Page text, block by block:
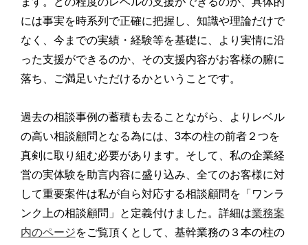
には事実を時系列で正確に把握し、知識や理論だけで
なく、今までの実績・経験等を基礎に、より実情に沿
った支援ができるのか、その支援内容がお客様の腑に
落ち、ご満足いただけるかということです。
過去の相談事例の蓄積も去ることながら、よりレベル
の高い相談顧問となる為には、3本の柱の前者２つを
真剣に取り組む必要があります。そして、私の企業経
営の実体験を助言内容に盛り込み、全てのお客様に対
して重要案件は私が自ら対応する相談顧問を「ワンラ
ンク上の相談顧問」と定義付けました。詳細は業務案
内のページをご覧頂くとして、基幹業務の３本の柱の